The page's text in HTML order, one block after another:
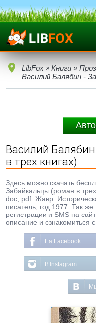
LibFox » Книги »
Василий Балябин -
Василий
в трех книгах)
Здесь можно скачать
Забайкальцы (роман в
doc, pdf. Жанр:
писатель, год 1977. Так
регистрации и SMS на
описание и ознакомиться с
На Facebook
В Instagram